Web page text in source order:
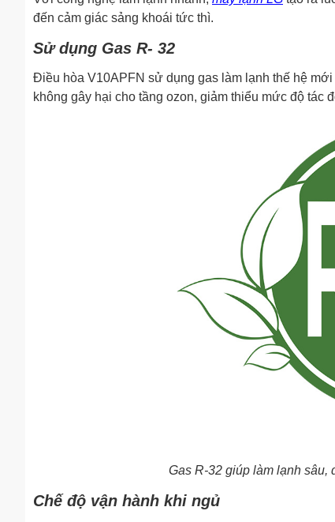
đến cảm giác sảng khoái tức thì.
Sử dụng Gas R- 32
Điều hòa V10APFN sử dụng gas làm lạnh thế hệ
không gây hại cho tầng ozon, giảm thiểu mức độ tác
Gas R-32 giúp làm lạnh sâu,
Chế độ vận hành khi ngủ